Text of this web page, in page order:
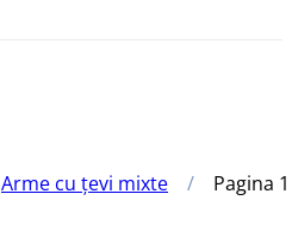
Arme cu țevi mixte / Pagina 1